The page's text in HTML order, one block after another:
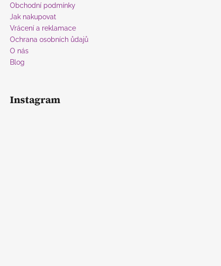
Obchodní podmínky
Jak nakupovat
Vrácení a reklamace
Ochrana osobních ůdajů
O nás
Blog
Instagram